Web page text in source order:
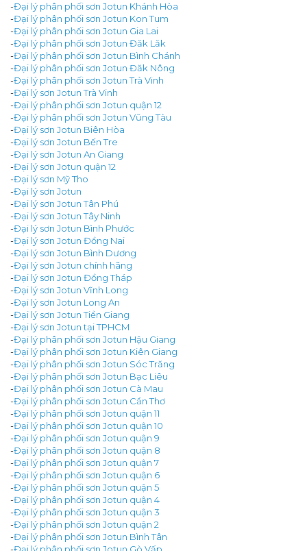
-Đại lý phân phối sơn Jotun Khánh Hòa
-Đại lý phân phối sơn Jotun Kon Tum
-Đại lý phân phối sơn Jotun Gia Lai
-Đại lý phân phối sơn Jotun Đăk Lăk
-Đại lý phân phối sơn Jotun Bình Chánh
-Đại lý phân phối sơn Jotun Đăk Nông
-Đại lý phân phối sơn Jotun Trà Vinh
-Đại lý sơn Jotun Trà Vinh
-Đại lý phân phối sơn Jotun quận 12
-Đại lý phân phối sơn Jotun Vũng Tàu
-Đại lý sơn Jotun Biên Hòa
-Đại lý sơn Jotun Bến Tre
-Đại lý sơn Jotun An Giang
-Đại lý sơn Jotun quận 12
-Đại lý sơn Mỹ Tho
-Đại lý sơn Jotun
-Đại lý sơn Jotun Tân Phú
-Đại lý sơn Jotun Tây Ninh
-Đại lý sơn Jotun Bình Phước
-Đại lý sơn Jotun Đồng Nai
-Đại lý sơn Jotun Bình Dương
-Đại lý sơn Jotun chính hãng
-Đại lý sơn Jotun Đồng Tháp
-Đại lý sơn Jotun Vĩnh Long
-Đại lý sơn Jotun Long An
-Đại lý sơn Jotun Tiền Giang
-Đại lý sơn Jotun tại TPHCM
-Đại lý phân phối sơn Jotun Hậu Giang
-Đại lý phân phối sơn Jotun Kiên Giang
-Đại lý phân phối sơn Jotun Sóc Trăng
-Đại lý phân phối sơn Jotun Bạc Liêu
-Đại lý phân phối sơn Jotun Cà Mau
-Đại lý phân phối sơn Jotun Cần Thơ
-Đại lý phân phối sơn Jotun quận 11
-Đại lý phân phối sơn Jotun quận 10
-Đại lý phân phối sơn Jotun quận 9
-Đại lý phân phối sơn Jotun quận 8
-Đại lý phân phối sơn Jotun quận 7
-Đại lý phân phối sơn Jotun quận 6
-Đại lý phân phối sơn Jotun quận 5
-Đại lý phân phối sơn Jotun quận 4
-Đại lý phân phối sơn Jotun quận 3
-Đại lý phân phối sơn Jotun quận 2
-Đại lý phân phối sơn Jotun Bình Tân